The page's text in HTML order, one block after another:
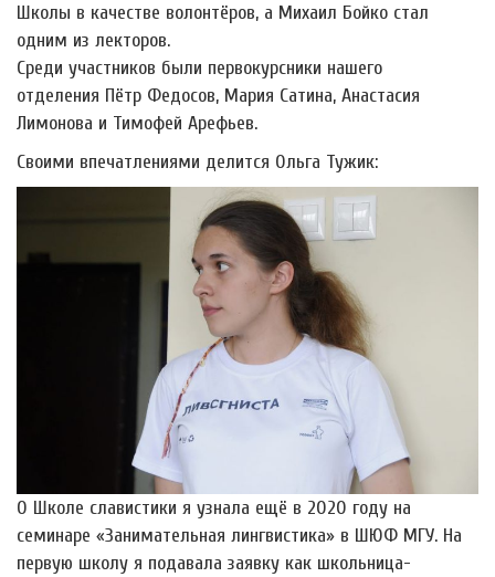
Школы в качестве волонтёров, а Михаил Бойко стал
одним из лекторов.
Среди участников были первокурсники нашего
отделения Пётр Федосов, Мария Сатина, Анастасия
Лимонова и Тимофей Арефьев.
Своими впечатлениями делится Ольга Тужик:
О Школе славистики я узнала ещё в 2020 году на
семинаре «Занимательная лингвистика» в ШЮФ МГУ. На
первую школу я подавала заявку как школьница-